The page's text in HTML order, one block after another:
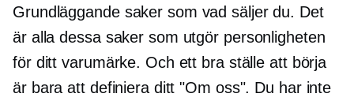
Grundläggande saker som vad säljer du. Det
är alla dessa saker som utgör personligheten
för ditt varumärke. Och ett bra ställe att börja
är bara att definiera ditt "Om oss". Du har inte